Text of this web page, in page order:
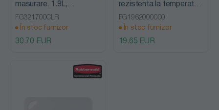
masurare, 1.9L,
Rubbermaid
FG321700CLR
În stoc furnizor
30.70 EUR
rezistenta la temperaturi
inalte 24 cm, rosu,
Rubbermaid
FG1962000000
În stoc furnizor
19.65 EUR